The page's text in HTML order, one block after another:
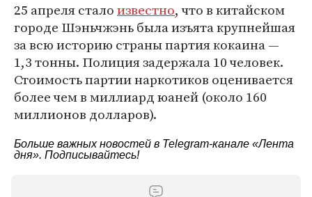
25 апреля сталоизвестно, что в китайском
городе Шэньчжэнь была изъята крупнейшая
за всю историю страны партия кокаина —
1,3 тонны. Полиция задержала 10 человек.
Стоимость партии наркотиков оценивается
более чем в миллиард юаней (около 160
миллионов долларов).
Больше важных новостей в Telegram-канале «Лента
дня». Подписывайтесь!